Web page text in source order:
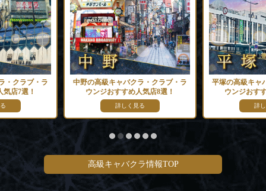
・クラブ・ラ
店7選！
中野の高級キャバクラ・クラブ・ラ
ウンジおすすめ人気店8選！
詳しく見る
平塚の高級キャ
ウンジおす
詳
高級キャバクラ情報TOP